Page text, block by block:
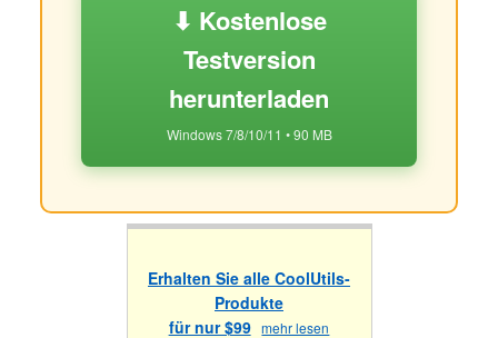
⬇ Kostenlose
Testversion
herunterladen
Windows 7/8/10/11 • 90 MB
Erhalten Sie alle CoolUtils-
Produkte
für nur $99 mehr lesen